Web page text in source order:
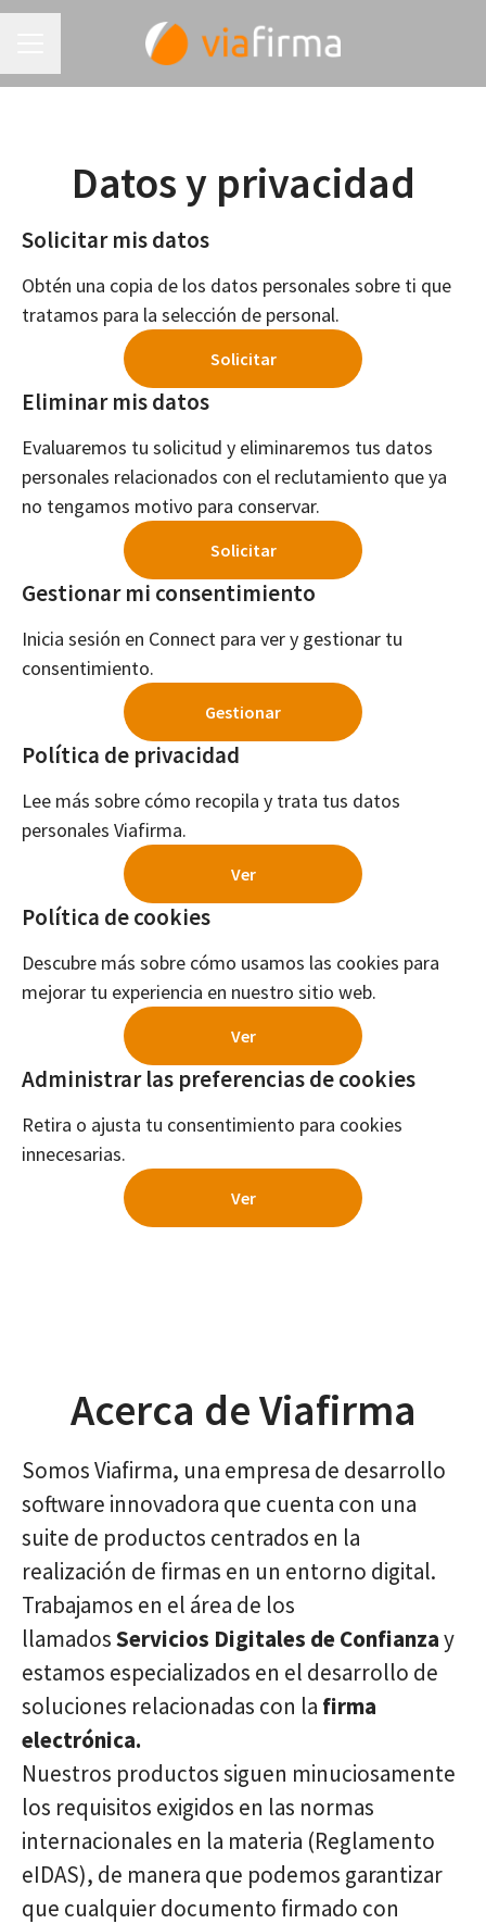
Datos y privacidad
Solicitar mis datos
Obtén una copia de los datos personales sobre ti que
tratamos para la selección de personal.
Solicitar
Eliminar mis datos
Evaluaremos tu solicitud y eliminaremos tus datos
personales relacionados con el reclutamiento que ya
no tengamos motivo para conservar.
Solicitar
Gestionar mi consentimiento
Inicia sesión en Connect para ver y gestionar tu
consentimiento.
Gestionar
Política de privacidad
Lee más sobre cómo recopila y trata tus datos
personales Viafirma.
Ver
Política de cookies
Descubre más sobre cómo usamos las cookies para
mejorar tu experiencia en nuestro sitio web.
Ver
Administrar las preferencias de cookies
Retira o ajusta tu consentimiento para cookies
innecesarias.
Ver
Acerca de Viafirma
Somos Viafirma, una empresa de desarrollo
software innovadora que cuenta con una
suite de productos centrados en la
realización de firmas en un entorno digital.
Trabajamos en el área de los
llamadosServicios Digitales de Confianzay
estamos especializados en el desarrollo de
soluciones relacionadas con la firma
electrónica.
Nuestros productos siguen minuciosamente
los requisitos exigidos en las normas
internacionales en la materia (Reglamento
eIDAS), de manera que podemos garantizar
que cualquier documento firmado con